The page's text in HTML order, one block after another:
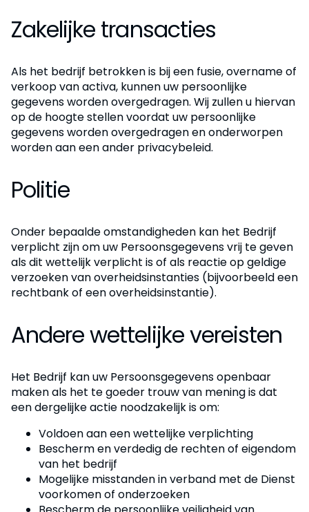
Zakelijke transacties
Als het bedrijf betrokken is bij een fusie, overname of
verkoop van activa, kunnen uw persoonlijke
gegevens worden overgedragen. Wij zullen u hiervan
op de hoogte stellen voordat uw persoonlijke
gegevens worden overgedragen en onderworpen
worden aan een ander privacybeleid.
Politie
Onder bepaalde omstandigheden kan het Bedrijf
verplicht zijn om uw Persoonsgegevens vrij te geven
als dit wettelijk verplicht is of als reactie op geldige
verzoeken van overheidsinstanties (bijvoorbeeld een
rechtbank of een overheidsinstantie).
Andere wettelijke vereisten
Het Bedrijf kan uw Persoonsgegevens openbaar
maken als het te goeder trouw van mening is dat
een dergelijke actie noodzakelijk is om:
Voldoen aan een wettelijke verplichting
Bescherm en verdedig de rechten of eigendom
van het bedrijf
Mogelijke misstanden in verband met de Dienst
voorkomen of onderzoeken